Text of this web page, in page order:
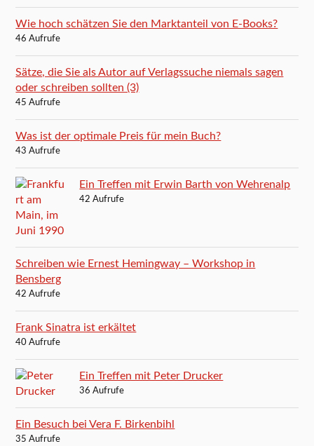
Wie hoch schätzen Sie den Marktanteil von E-Books?
46 Aufrufe
Sätze, die Sie als Autor auf Verlagssuche niemals sagen
oder schreiben sollten (3)
45 Aufrufe
Was ist der optimale Preis für mein Buch?
43 Aufrufe
Ein Treffen mit Erwin Barth von Wehrenalp
42 Aufrufe
Schreiben wie Ernest Hemingway – Workshop in
Bensberg
42 Aufrufe
Frank Sinatra ist erkältet
40 Aufrufe
Ein Treffen mit Peter Drucker
36 Aufrufe
Ein Besuch bei Vera F. Birkenbihl
35 Aufrufe